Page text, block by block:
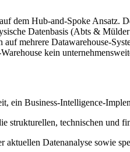
dem Hub-and-Spoke Ansatz.
Datenbasis (Abts &
mehrere Datawarehouse-
kein
ein Business-Intelligence-
strukturellen, technischen und
Datenanalyse sowie